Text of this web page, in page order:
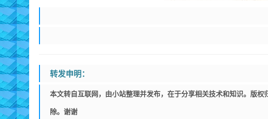
转发申明：
本文转自互联网，由小站整理并发布，在于分享相关技术和知识。版
除。谢谢